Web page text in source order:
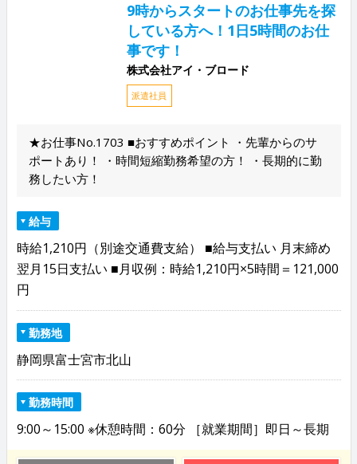
9時からスタートのお仕事先を探
している方へ！1日5時間のお仕
事です！
株式会社アイ・ブロード
派遣社員
★お仕事No.1703 ■おすすめポイント ・先輩からのサ
ポートあり！ ・時間短縮勤務希望の方！ ・長期的に勤
務したい方！
給与
時給1,210円（別途交通費支給） ■給与支払い 月末締め
翌月15日支払い ■月収例：時給1,210円×5時間＝121,000
円
勤務地
静岡県富士宮市北山
勤務時間
9:00～15:00 ※休憩時間：60分 ［就業期間］即日～長期